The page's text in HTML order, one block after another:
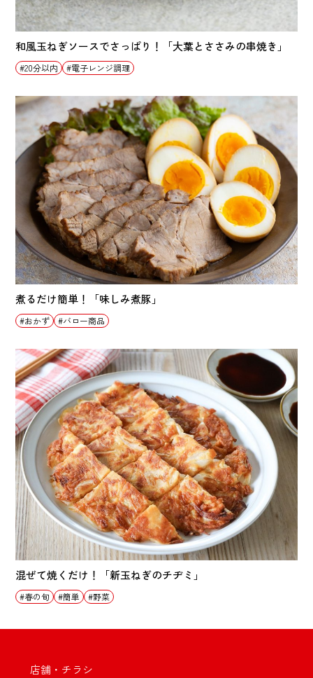
和風玉ねぎソースでさっぱり！「大葉とささみの串焼き」
20分以内 電子レンジ調理
煮るだけ簡単！「味しみ煮豚」
おかず バロー商品
混ぜて焼くだけ！「新玉ねぎのチヂミ」
春の旬 簡単 野菜
店舗・チラシ